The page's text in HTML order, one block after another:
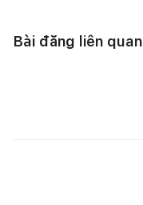
Bài đăng liên quan